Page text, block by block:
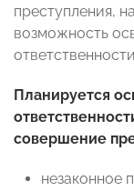
преступления,
возможность
Планируется
совершение
незаконное